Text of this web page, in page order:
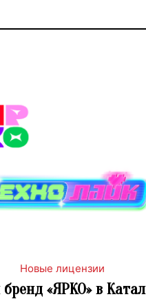
Новые лицензии
«ЯРКО» в